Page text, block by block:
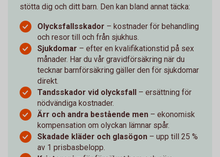
stötta dig och ditt barn. Den kan bland annat täcka:
Olycksfallsskador – kostnader för behandling
och resor till och från sjukhus.
Sjukdomar – efter en kvalifikationstid på sex
månader. Har du vår gravidförsäkring när du
tecknar barnförsäkring gäller den för sjukdomar
direkt.
Tandsskador vid olycksfall – ersättning för
nödvändiga kostnader.
Ärr och andra bestående men – ekonomisk
kompensation om olyckan lämnar spår.
Skadade kläder och glasögon – upp till 25 %
av 1 prisbasbelopp.